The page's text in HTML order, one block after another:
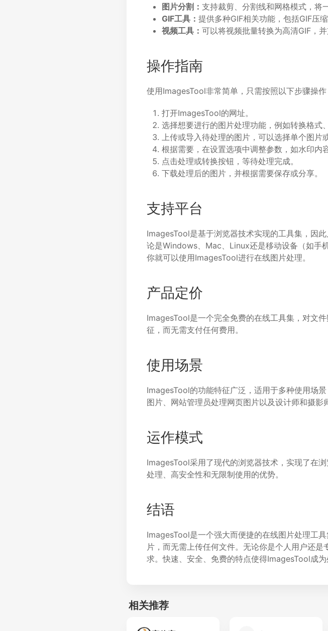
图片分割： 支持裁剪、分割线和网格模式，将
GIF工具： 提供多种GIF相关功能，包括GIF压
视频工具： 可以将视频批量转换为高清GIF，并
操作指南
使用ImagesTool非常简单，只需按照以下步骤操作
打开ImagesTool的网址。
选择想要进行的图片处理功能，例如转换格式
上传或导入待处理的图片，可以选择单个图片
根据需要，在设置选项中调整参数，如水印内
点击处理或转换按钮，等待处理完成。
下载处理后的图片，并根据需要保存或分享。
支持平台
ImagesTool是基于浏览器技术实现的工具集，因
论是Windows、Mac、Linux还是移动设备（如手
你就可以使用ImagesTool进行在线图片处理。
产品定价
ImagesTool是一个完全免费的在线工具集，对文
征，而无需支付任何费用。
使用场景
ImagesTool的功能特征广泛，适用于多种使用场
图片、网站管理员处理网页图片以及设计师和摄影
运作模式
ImagesTool采用了现代的浏览器技术，实现了在
处理、高安全性和无限制使用的优势。
结语
ImagesTool是一个强大而便捷的在线图片处理工
片，而无需上传任何文件。无论你是个人用户还
求。快速、安全、免费的特点使得ImagesTool成为
相关推荐